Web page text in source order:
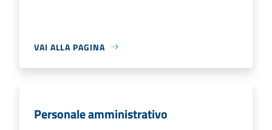
VAI ALLA PAGINA
Personale amministrativo